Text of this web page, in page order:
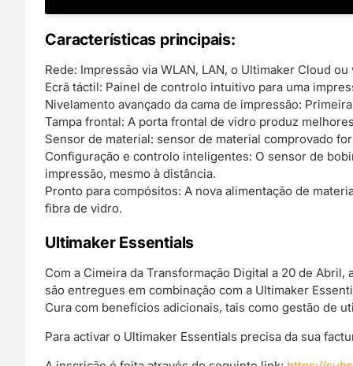
Características principais:
Rede: Impressão via WLAN, LAN, o Ultimaker Cloud ou
Ecrã táctil: Painel de controlo intuitivo para uma
Nivelamento avançado da cama de impressão:
Tampa frontal: A porta frontal de vidro produz
Sensor de material: sensor de material comprovado
Configuração e controlo inteligentes: O sensor de
impressão, mesmo à distância.
Pronto para compósitos: A nova alimentação de
fibra de vidro.
Ultimaker Essentials
Com a Cimeira da Transformação Digital a 20 de
são entregues em combinação com a Ultimaker
Cura com benefícios adicionais, tais como gestão de
Para activar o Ultimaker Essentials precisa da sua